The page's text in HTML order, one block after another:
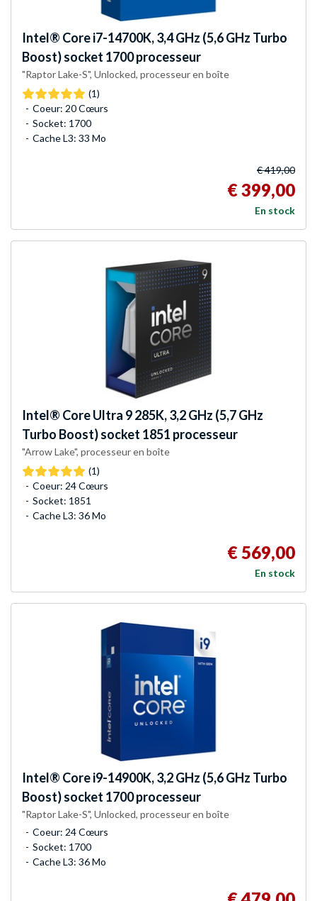
Intel® Core i7-14700K, 3,4 GHz (5,6 GHz Turbo
Boost) socket 1700 processeur
"Raptor Lake-S", Unlocked, processeur en boîte
(1)
Coeur: 20 Cœurs
Socket: 1700
Cache L3: 33 Mo
€ 419,00
€ 399,00
En stock
Intel® Core Ultra 9 285K, 3,2 GHz (5,7 GHz
Turbo Boost) socket 1851 processeur
"Arrow Lake", processeur en boîte
(1)
Coeur: 24 Cœurs
Socket: 1851
Cache L3: 36 Mo
€ 569,00
En stock
Intel® Core i9-14900K, 3,2 GHz (5,6 GHz Turbo
Boost) socket 1700 processeur
"Raptor Lake-S", Unlocked, processeur en boîte
Coeur: 24 Cœurs
Socket: 1700
Cache L3: 36 Mo